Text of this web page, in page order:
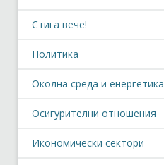
Стига вече!
Политика
Околна среда и енергетика
Осигурителни отношения
Икономически сектори